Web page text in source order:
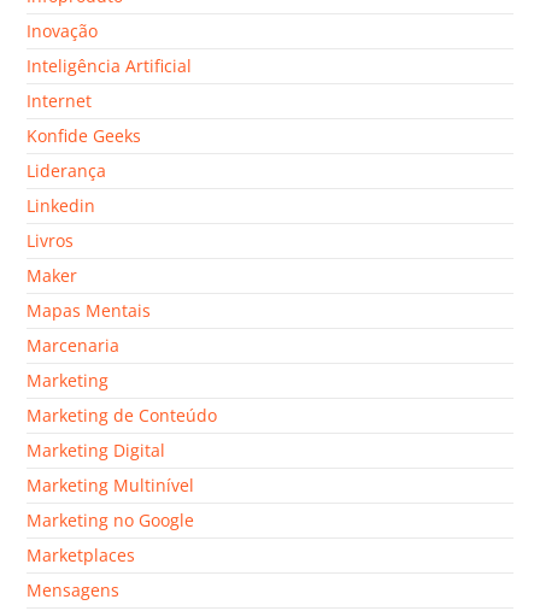
Inovação
Inteligência Artificial
Internet
Konfide Geeks
Liderança
Linkedin
Livros
Maker
Mapas Mentais
Marcenaria
Marketing
Marketing de Conteúdo
Marketing Digital
Marketing Multinível
Marketing no Google
Marketplaces
Mensagens